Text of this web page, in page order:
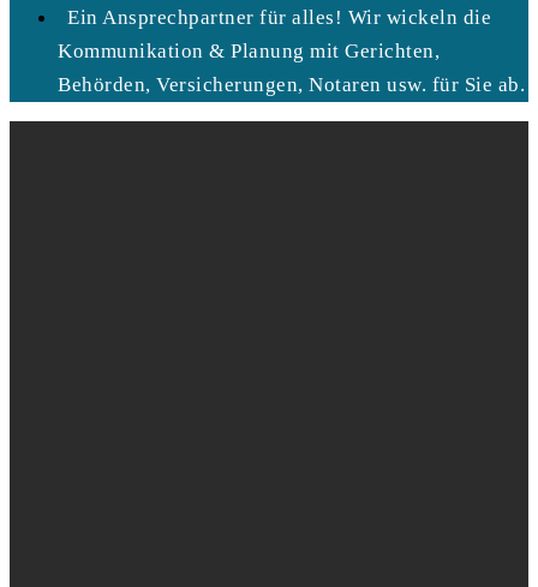
Ein Ansprechpartner für alles! Wir wickeln die
Kommunikation & Planung mit Gerichten,
Behörden, Versicherungen, Notaren usw. für Sie ab.